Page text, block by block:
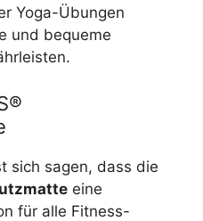
Yoga-Übungen
und bequeme
sich sagen, dass die
eine
für alle Fitness-